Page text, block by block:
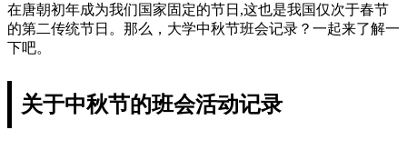
在唐朝初年成为我们国家固定的节日,这也是我国仅次于春节
的第二传统节日。那么，大学中秋节班会记录？一起来了解一
下吧。
关于中秋节的班会活动记录